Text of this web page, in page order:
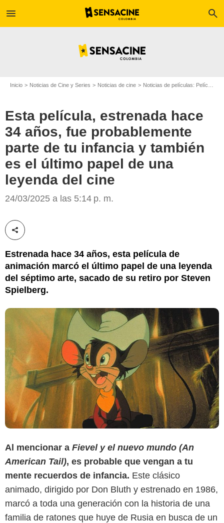
menu search
Inicio Noticias de Cine y Series Noticias de cine Noticias de películas: Película - ¿Sabías que...?
Esta película, estrenada hace
34 años, fue probablemente
parte de tu infancia y también
es el último papel de una
leyenda del cine
24/03/2025 a las 5:14 p. m.
Compartir esta noticia
Estrenada hace 34 años, esta película de
animación marcó el último papel de una leyenda
del séptimo arte, sacado de su retiro por Steven
Spielberg.
Al mencionar a Fievel y el nuevo mundo (An
American Tail), es probable que vengan a tu
mente recuerdos de infancia. Este clásico
animado, dirigido por Don Bluth y estrenado en 1986,
marcó a toda una generación con la historia de una
familia de ratones que huye de Rusia en busca de un
Letterboxd